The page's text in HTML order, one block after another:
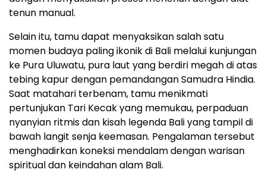
tenun manual.
Selain itu, tamu dapat menyaksikan salah satu
momen budaya paling ikonik di Bali melalui kunjungan
ke Pura Uluwatu, pura laut yang berdiri megah di atas
tebing kapur dengan pemandangan Samudra Hindia.
Saat matahari terbenam, tamu menikmati
pertunjukan Tari Kecak yang memukau, perpaduan
nyanyian ritmis dan kisah legenda Bali yang tampil di
bawah langit senja keemasan. Pengalaman tersebut
menghadirkan koneksi mendalam dengan warisan
spiritual dan keindahan alam Bali.